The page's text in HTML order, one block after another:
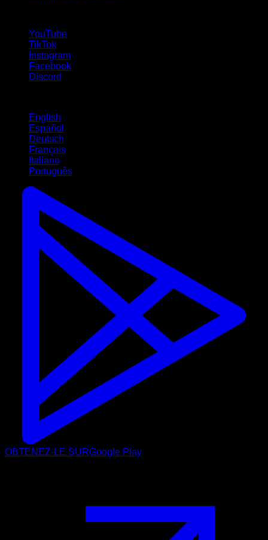
YouTube
TikTok
Instagram
Facebook
Discord
English
Español
Deutsch
Français
Italiano
Português
OBTENEZ-LE SURGoogle Play